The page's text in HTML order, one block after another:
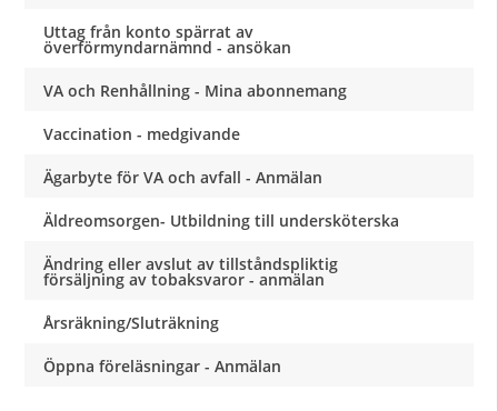
Uttag från konto spärrat av
överförmyndarnämnd - ansökan
VA och Renhållning - Mina abonnemang
Vaccination - medgivande
Ägarbyte för VA och avfall - Anmälan
Äldreomsorgen- Utbildning till undersköterska
Ändring eller avslut av tillståndspliktig
försäljning av tobaksvaror - anmälan
Årsräkning/Sluträkning
Öppna föreläsningar - Anmälan